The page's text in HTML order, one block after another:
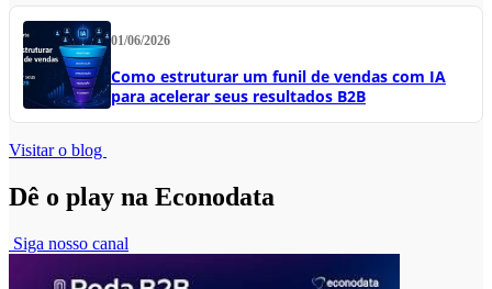
01/06/2026
Como estruturar um funil de vendas com IA
para acelerar seus resultados B2B
Visitar o blog
Dê o play na Econodata
Siga nosso canal